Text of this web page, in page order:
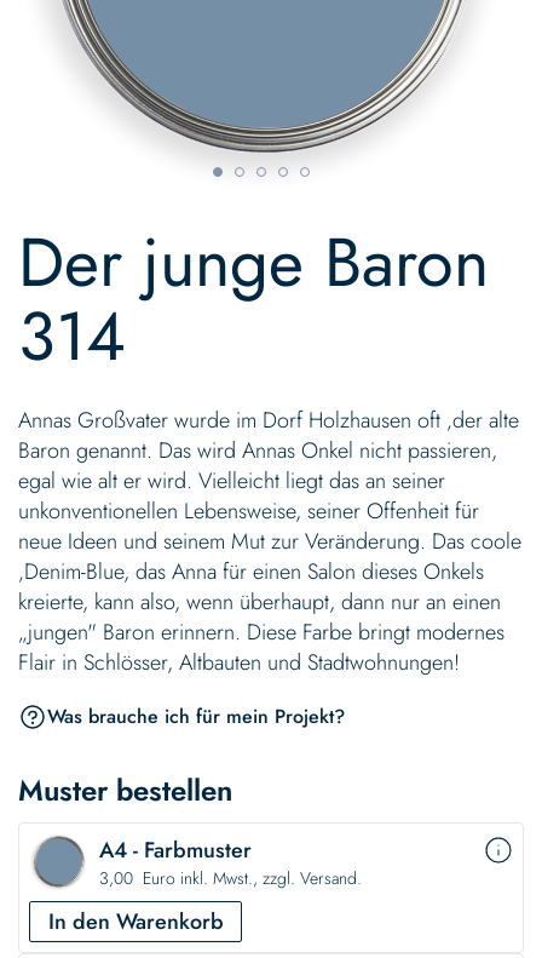
Der junge Baron
314
Annas Großvater wurde im Dorf Holzhausen oft ‚der alte
Baron genannt. Das wird Annas Onkel nicht passieren,
egal wie alt er wird. Vielleicht liegt das an seiner
unkonventionellen Lebensweise, seiner Offenheit für
neue Ideen und seinem Mut zur Veränderung. Das coole
‚Denim-Blue, das Anna für einen Salon dieses Onkels
kreierte, kann also, wenn überhaupt, dann nur an einen
„jungen" Baron erinnern. Diese Farbe bringt modernes
Flair in Schlösser, Altbauten und Stadtwohnungen!
Was brauche ich für mein Projekt?
Muster bestellen
A4 - Farbmuster
3,00 Euro inkl. Mwst., zzgl. Versand.
In den Warenkorb
the
beginning
the
images